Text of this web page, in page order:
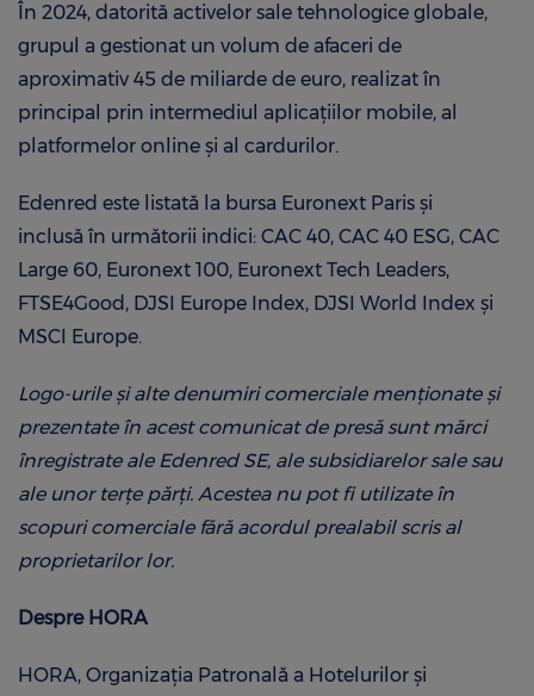
În 2024, datorită activelor sale tehnologice globale,
grupul a gestionat un volum de afaceri de
aproximativ 45 de miliarde de euro, realizat în
principal prin intermediul aplicaţiilor mobile, al
platformelor online şi al cardurilor.
Edenred este listată la bursa Euronext Paris şi
inclusă în următorii indici: CAC 40, CAC 40 ESG, CAC
Large 60, Euronext 100, Euronext Tech Leaders,
FTSE4Good, DJSI Europe Index, DJSI World Index şi
MSCI Europe.
Logo-urile şi alte denumiri comerciale menţionate şi
prezentate în acest comunicat de presă sunt mărci
înregistrate ale Edenred SE, ale subsidiarelor sale sau
ale unor terţe părţi. Acestea nu pot fi utilizate în
scopuri comerciale fără acordul prealabil scris al
proprietarilor lor.
Despre HORA
HORA, Organizaţia Patronală a Hotelurilor şi